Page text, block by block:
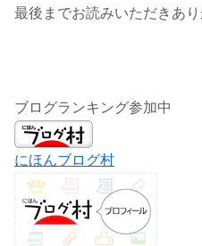
最後までお読みいただきあり
ブログランキング参加中
にほんブログ村